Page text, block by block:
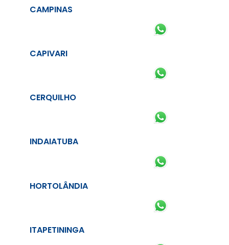
CAMPINAS
CAPIVARI
CERQUILHO
INDAIATUBA
HORTOLÂNDIA
ITAPETININGA